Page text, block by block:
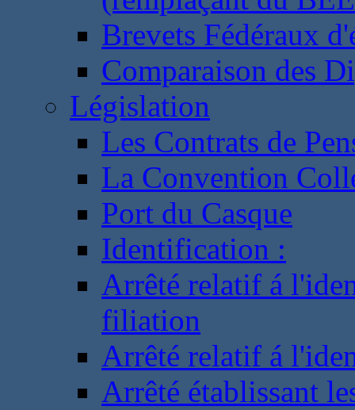
Brevets Fédéraux
Comparaison des
Législation
Les Contrats de
La Convention
Port du Casque
Identification :
Arrêté relatif á
filiation
Arrêté relatif á
Arrêté établissant